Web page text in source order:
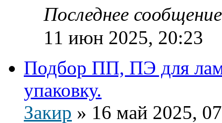
Последнее
11 июн 2025, 20:23
Подбор ПП, ПЭ для
упаковку.
Закир » 16 май 2025,